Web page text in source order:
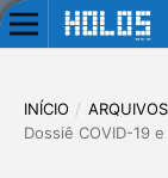
INÍCIO / ARQUIVOS
Dossiê COVID-19